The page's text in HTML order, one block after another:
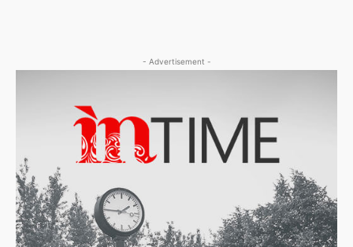
- Advertisement -